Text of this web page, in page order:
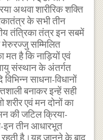
अथवा शारीरिक शक्ति
के सभी तीन
तंत्रिका तंत्र इन सबमें
सम्मिलित
मत है कि नाड़ियों एवं
संस्थान के अंतर्गत
साधना-विधानों
बनाकर इन्हें सही
एवं मन दोनों का
की जटिल क्रिया-
इन तीन आधारभूत